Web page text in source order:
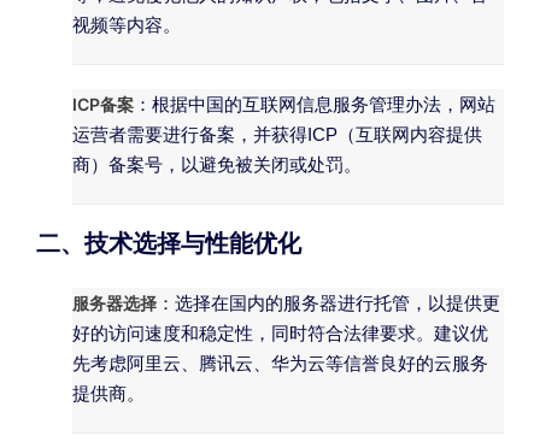
视频等内容。
ICP备案 ：根据中国的互联网信息服务管理办法，网站
运营者需要进行备案，并获得ICP（互联网内容提供
商）备案号，以避免被关闭或处罚。
二、技术选择与性能优化
服务器选择 ：选择在国内的服务器进行托管，以提供更
好的访问速度和稳定性，同时符合法律要求。建议优
先考虑阿里云、腾讯云、华为云等信誉良好的云服务
提供商。